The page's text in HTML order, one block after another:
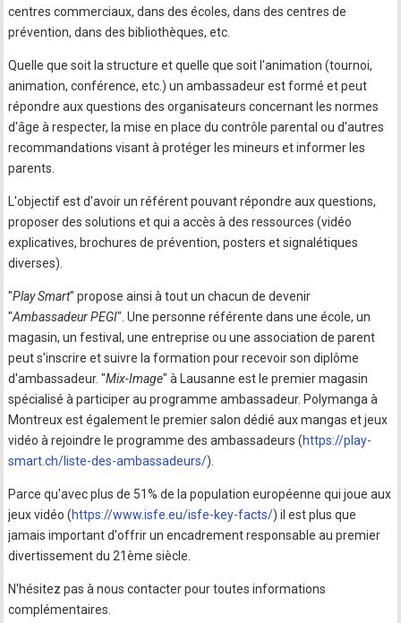
centres commerciaux, dans des écoles, dans des centres de
prévention, dans des bibliothèques, etc.
Quelle que soit la structure et quelle que soit l'animation (tournoi,
animation, conférence, etc.) un ambassadeur est formé et peut
répondre aux questions des organisateurs concernant les normes
d'âge à respecter, la mise en place du contrôle parental ou d'autres
recommandations visant à protéger les mineurs et informer les
parents.
L'objectif est d'avoir un référent pouvant répondre aux questions,
proposer des solutions et qui a accès à des ressources (vidéo
explicatives, brochures de prévention, posters et signalétiques
diverses).
"Play Smart" propose ainsi à tout un chacun de devenir
"Ambassadeur PEGI". Une personne référente dans une école, un
magasin, un festival, une entreprise ou une association de parent
peut s'inscrire et suivre la formation pour recevoir son diplôme
d'ambassadeur. "Mix-Image" à Lausanne est le premier magasin
spécialisé à participer au programme ambassadeur. Polymanga à
Montreux est également le premier salon dédié aux mangas et jeux
vidéo à rejoindre le programme des ambassadeurs (https://play-
smart.ch/liste-des-ambassadeurs/).
Parce qu'avec plus de 51% de la population européenne qui joue aux
jeux vidéo (https://www.isfe.eu/isfe-key-facts/) il est plus que
jamais important d'offrir un encadrement responsable au premier
divertissement du 21ème siècle.
N'hésitez pas à nous contacter pour toutes informations
complémentaires.